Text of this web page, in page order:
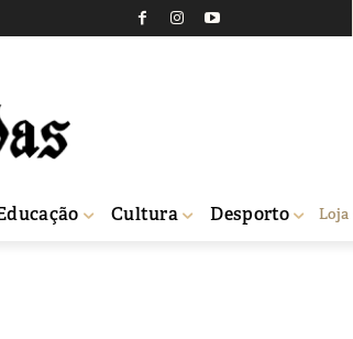
Cultura Desporto Loja